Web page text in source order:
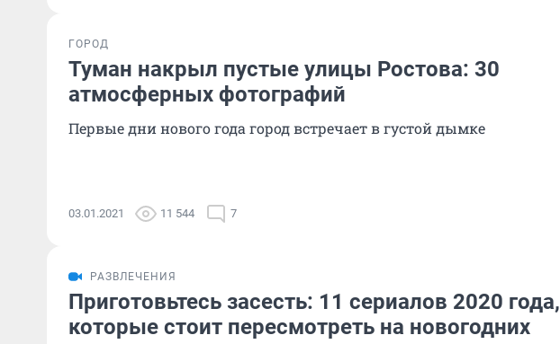
ГОРОД
Туман накрыл пустые улицы Ростова: 30
атмосферных фотографий
Первые дни нового года город встречает в густой дымке
03.01.2021 11 544 7
РАЗВЛЕЧЕНИЯ
Приготовьтесь засесть: 11 сериалов 2020 года,
которые стоит пересмотреть на новогодних